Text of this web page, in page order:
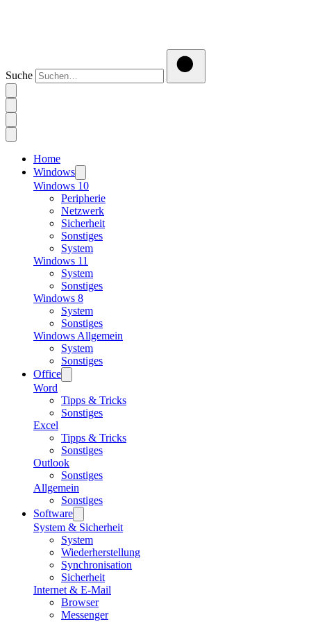
Suche
Home
Windows
Windows 10
Peripherie
Netzwerk
Sicherheit
Sonstiges
System
Windows 11
System
Sonstiges
Windows 8
System
Sonstiges
Windows Allgemein
System
Sonstiges
Office
Word
Tipps & Tricks
Sonstiges
Excel
Tipps & Tricks
Sonstiges
Outlook
Sonstiges
Allgemein
Sonstiges
Software
System & Sicherheit
System
Wiederherstellung
Synchronisation
Sicherheit
Internet & E-Mail
Browser
Messenger